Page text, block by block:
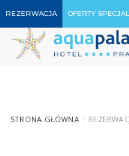
REZERWACJA OFERTY
STRONA GŁÓWNA